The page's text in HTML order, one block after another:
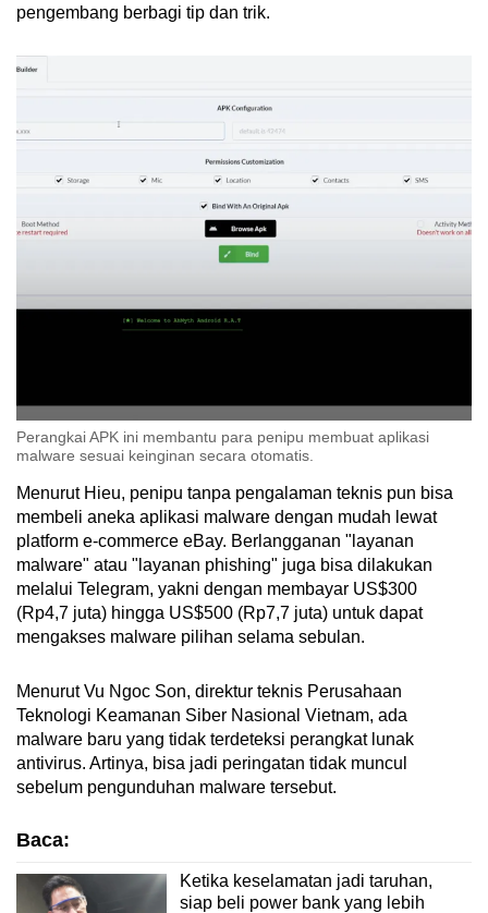
pengembang berbagi tip dan trik.
Perangkai APK ini membantu para penipu membuat aplikasi
malware sesuai keinginan secara otomatis.
Menurut Hieu, penipu tanpa pengalaman teknis pun bisa
membeli aneka aplikasi malware dengan mudah lewat
platform e-commerce eBay. Berlangganan "layanan
malware" atau "layanan phishing" juga bisa dilakukan
melalui Telegram, yakni dengan membayar US$300
(Rp4,7 juta) hingga US$500 (Rp7,7 juta) untuk dapat
mengakses malware pilihan selama sebulan.
Menurut Vu Ngoc Son, direktur teknis Perusahaan
Teknologi Keamanan Siber Nasional Vietnam, ada
malware baru yang tidak terdeteksi perangkat lunak
antivirus. Artinya, bisa jadi peringatan tidak muncul
sebelum pengunduhan malware tersebut.
Baca:
Ketika keselamatan jadi taruhan,
siap beli power bank yang lebih